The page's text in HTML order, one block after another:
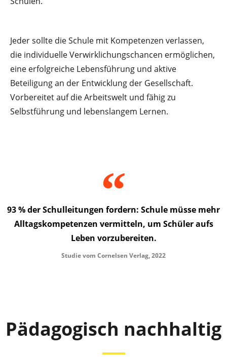
Jeder sollte die Schule mit Kompetenzen verlassen,
die individuelle Verwirklichungschancen ermöglichen,
eine erfolgreiche Lebensführung und aktive
Beteiligung an der Entwicklung der Gesellschaft.
Vorbereitet auf die Arbeitswelt und fähig zu
Selbstführung und lebenslangem Lernen.
93 % der Schulleitungen fordern: Schule müsse mehr
Alltagskompetenzen vermitteln, um Schüler aufs
Leben vorzubereiten.
Studie vom Cornelsen Verlag, 2022
Pädagogisch nachhaltig